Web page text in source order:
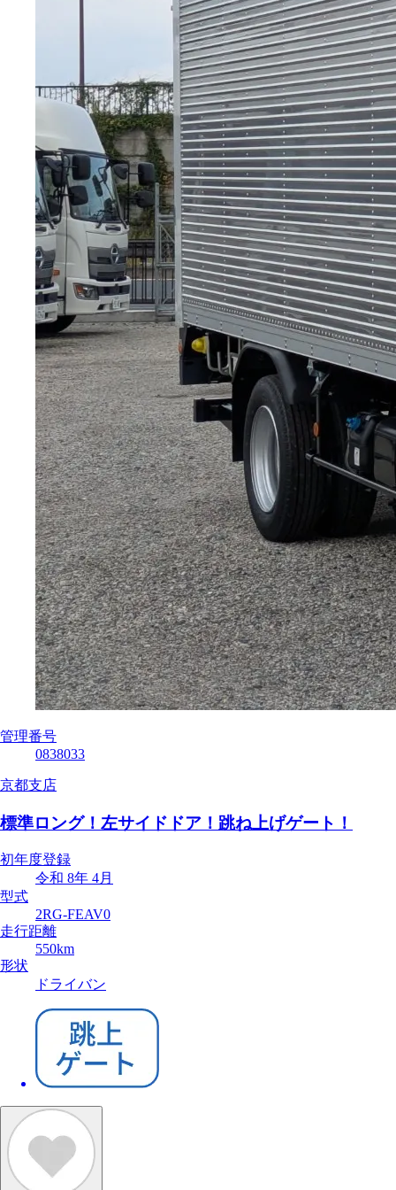
管理番号
0838033
京都支店
標準ロング！左サイドドア！跳ね上げゲート！
初年度登録
令和 8年 4月
型式
2RG-FEAV0
走行距離
550km
形状
ドライバン